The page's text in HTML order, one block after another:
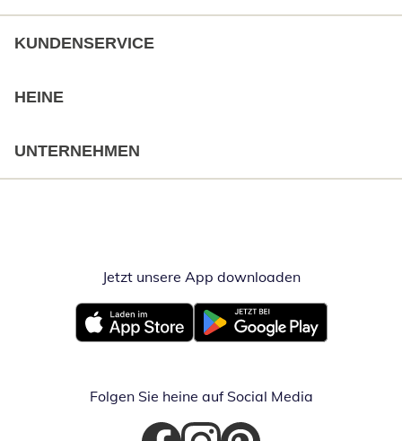
KUNDENSERVICE
HEINE
UNTERNEHMEN
Jetzt unsere App downloadenÖffnet in
Öffnet in neuem FensterÖffnet in neuem Fenster
Folgen Sie heine auf Social Media